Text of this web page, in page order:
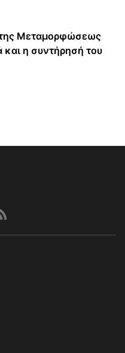
Μεταμορφώσεως
η συντήρησή του